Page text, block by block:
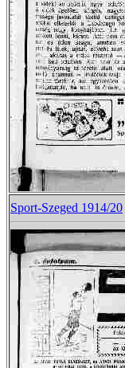
Sport-Szeged 1914/20